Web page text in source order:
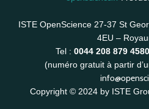
ISTE OpenScience 27-37 St
4EU –
Tel : 0044 208 879 4580
(numéro gratuit à partir
Copyright © 2024 by ISTE